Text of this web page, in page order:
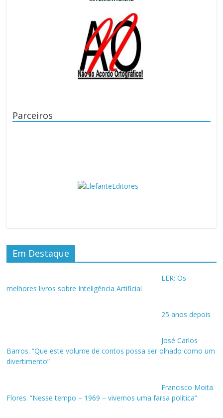
Parceiros
Em Destaque
LER: Os
melhores livros sobre Inteligência Artificial
25 anos depois
José Carlos
Barros: “Que este volume de contos possa ser olhado como um
divertimento”
Francisco Moita
Flores: “Nesse tempo – 1969 – vivemos uma farsa política”